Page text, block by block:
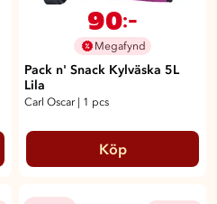
90:-
Megafynd
Pack n' Snack Kylväska 5L
Lila
Carl Oscar | 1 pcs
Köp